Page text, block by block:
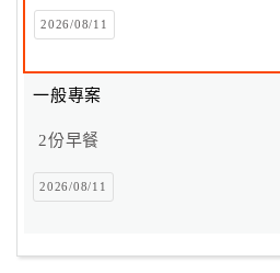
訂
房
Q&A
國
旅
2026/08/11
一般專案
2份早餐
2026/08/11